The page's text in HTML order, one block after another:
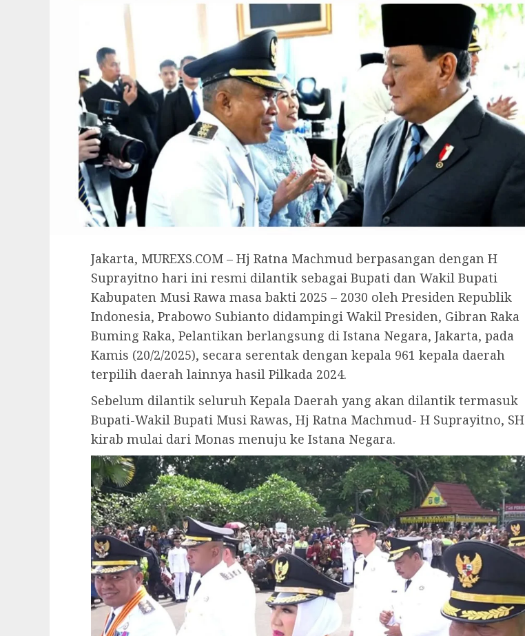
Jakarta, MUREXS.COM – Hj Ratna Machmud berpasangan dengan H
Suprayitno hari ini resmi dilantik sebagai Bupati dan Wakil Bupati
Kabupaten Musi Rawa masa bakti 2025 – 2030 oleh Presiden Republik
Indonesia, Prabowo Subianto didampingi Wakil Presiden, Gibran Raka
Buming Raka, Pelantikan berlangsung di Istana Negara, Jakarta, pada
Kamis (20/2/2025), secara serentak dengan kepala 961 kepala daerah
terpilih daerah lainnya hasil Pilkada 2024.
Sebelum dilantik seluruh Kepala Daerah yang akan dilantik termasuk
Bupati-Wakil Bupati Musi Rawas, Hj Ratna Machmud- H Suprayitno, SH
kirab mulai dari Monas menuju ke Istana Negara.